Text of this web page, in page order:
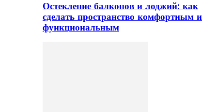
Остекление балконов и лоджий: как
сделать пространство комфортным и
функциональным